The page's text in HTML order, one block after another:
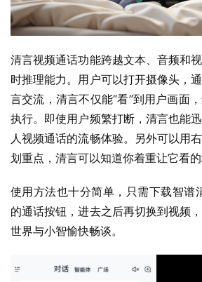
清言视频通话功能跨越文本、音频和
时推理能力。用户可以打开摄像头，
言交流，清言不仅能“看”到用户画面
执行。即使用户频繁打断，清言也能
人视频通话的流畅体验。另外可以用
划重点，清言可以知道你着重让它看的
使用方法也十分简单，只需下载智谱
的通话按钮，进去之后再切换到视频
世界与小智愉快畅谈。